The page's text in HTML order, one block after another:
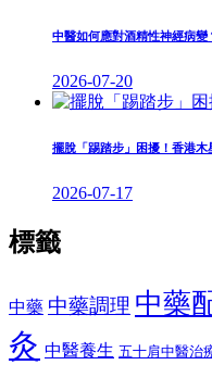
中醫如何應對酒精性神經病變
2026-07-20
擺脫「踢踏步」困擾！香港
2026-07-17
標籤
中藥 中藥調理 中藥
灸 中醫養生 五十肩中醫治